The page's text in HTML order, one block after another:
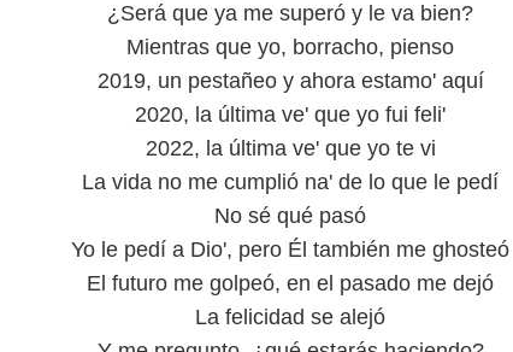
¿Será que ya me superó y le va bien?
Mientras que yo, borracho, pienso
2019, un pestañeo y ahora estamo' aquí
2020, la última ve' que yo fui feli'
2022, la última ve' que yo te vi
La vida no me cumplió na' de lo que le pedí
No sé qué pasó
Yo le pedí a Dio', pero Él también me ghosteó
El futuro me golpeó, en el pasado me dejó
La felicidad se alejó